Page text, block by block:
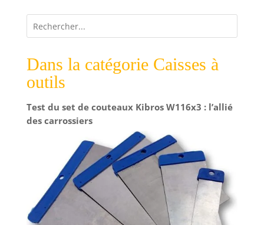
de pointe et confort de travail, avec les outils
KStools, le meilleur rapport qualité/prix
Dans la catégorie Caisses à
outils
Test du set de couteaux Kibros W116x3 : l’allié
des carrossiers